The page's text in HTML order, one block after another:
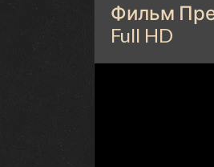
Фильм
Full HD